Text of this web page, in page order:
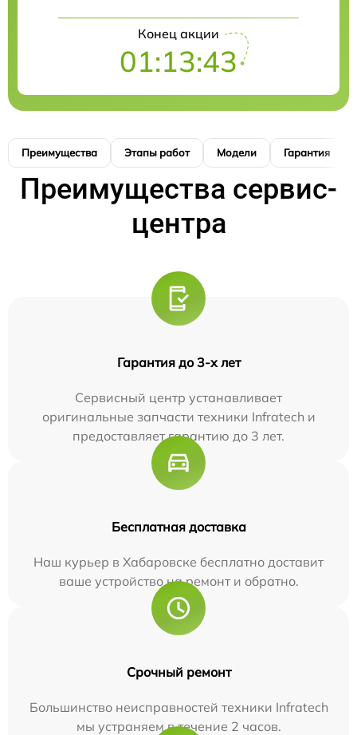
Конец акции
01:13:42
Преимущества Этапы работ Модели Гарантия
Преимущества сервис-
центра
Гарантия до 3-х лет
Сервисный центр устанавливает
оригинальные запчасти техники Infratech и
предоставляет гарантию до 3 лет.
Бесплатная доставка
Наш курьер в Хабаровске бесплатно доставит
ваше устройство на ремонт и обратно.
Срочный ремонт
Большинство неисправностей техники Infratech
мы устраняем в течение 2 часов.